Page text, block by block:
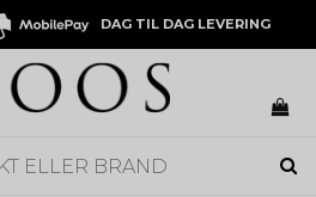
DAG TIL DAG LEVERING